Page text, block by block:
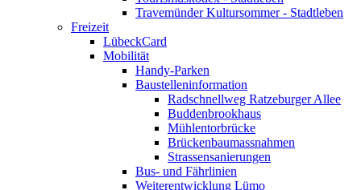
Travemünder Kultursommer - Stadtleben
Freizeit
LübeckCard
Mobilität
Handy-Parken
Baustelleninformation
Radschnellweg Ratzeburger Allee
Buddenbrookhaus
Mühlentorbrücke
Brückenbaumassnahmen
Strassensanierungen
Bus- und Fährlinien
Weiterentwicklung Lümo